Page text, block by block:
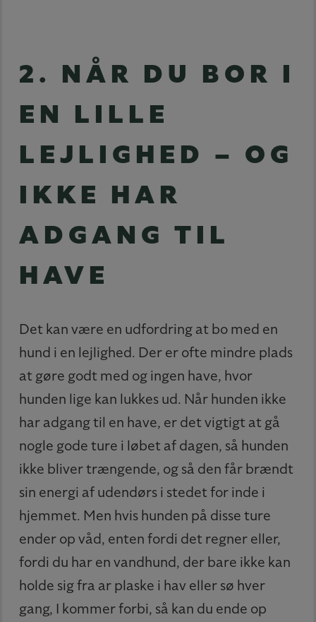
2. NÅR DU BOR I
EN LILLE
LEJLIGHED – OG
IKKE HAR
ADGANG TIL
HAVE
Det kan være en udfordring at bo med en
hund i en lejlighed. Der er ofte mindre plads
at gøre godt med og ingen have, hvor
hunden lige kan lukkes ud. Når hunden ikke
har adgang til en have, er det vigtigt at gå
nogle gode ture i løbet af dagen, så hunden
ikke bliver trængende, og så den får brændt
sin energi af udendørs i stedet for inde i
hjemmet. Men hvis hunden på disse ture
ender op våd, enten fordi det regner eller,
fordi du har en vandhund, der bare ikke kan
holde sig fra ar plaske i hav eller sø hver
gang, I kommer forbi, så kan du ende op